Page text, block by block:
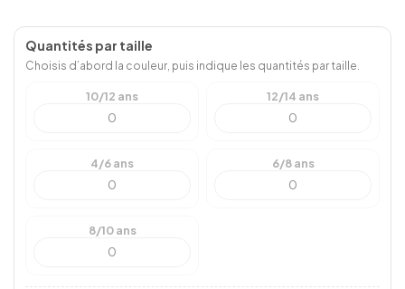
Quantités par taille
Choisis d’abord la couleur, puis indique les quantités par taille.
10/12 ans 12/14 ans
4/6 ans 6/8 ans
8/10 ans